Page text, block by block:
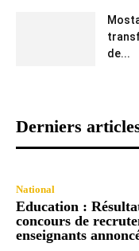
de...
Derniers
National
Education :
concours de
enseignants